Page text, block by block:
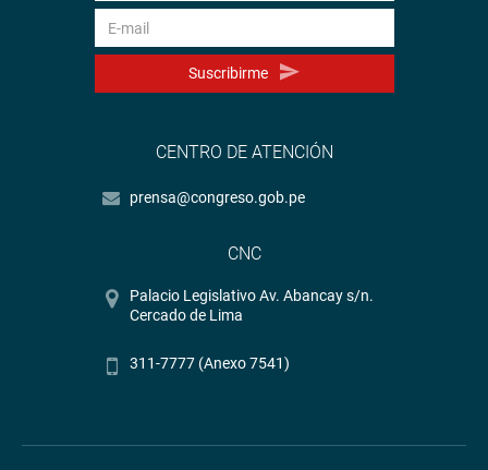
Suscribirme
CENTRO DE ATENCIÓN
prensa@congreso.gob.pe
CNC
Palacio Legislativo Av. Abancay s/n.
Cercado de Lima
311-7777 (Anexo 7541)